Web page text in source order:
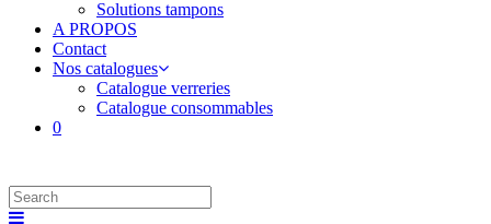
Solutions tampons
A PROPOS
Contact
Nos catalogues
Catalogue verreries
Catalogue consommables
0